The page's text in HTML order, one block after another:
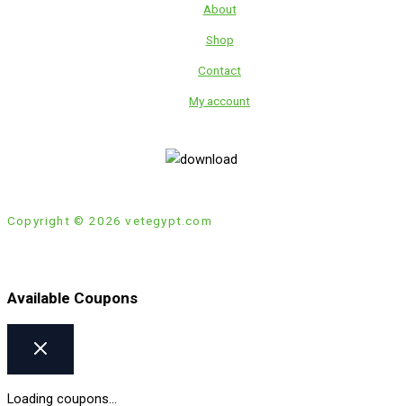
About
Shop
Contact
My account
Copyright © 2026 vetegypt.com
Available Coupons
Loading coupons...